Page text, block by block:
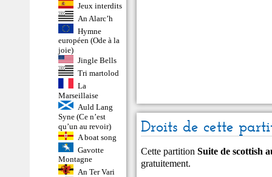
Jeux interdits
An Alarc’h
Hymne
européen (Ode à la
joie)
Jingle Bells
Tri martolod
La
Marseillaise
Auld Lang
Syne (Ce n’est
qu’un au revoir)
A boat song
Gavotte
Montagne
An Ter Vari
Droits de cette
Cette partitionSuite de scottish
gratuitement.